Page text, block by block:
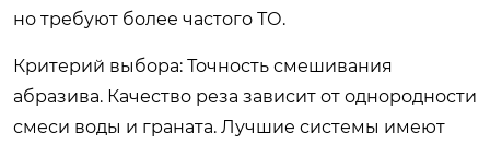
но требуют более частого ТО.
Критерий выбора: Точность смешивания
абразива. Качество реза зависит от однородности
смеси воды и граната. Лучшие системы имеют